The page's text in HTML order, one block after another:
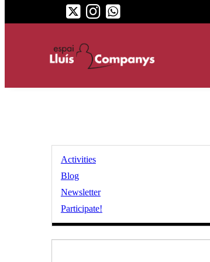
Activities
Blog
Newsletter
Participate!